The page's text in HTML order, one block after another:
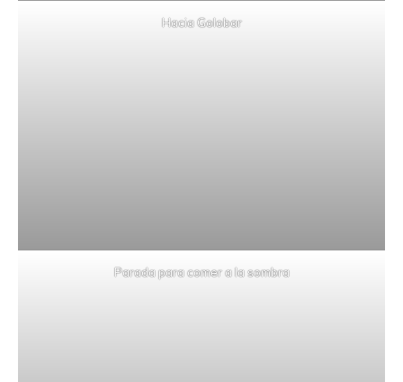
Hacia Golobar
Parada para comer a la sombra